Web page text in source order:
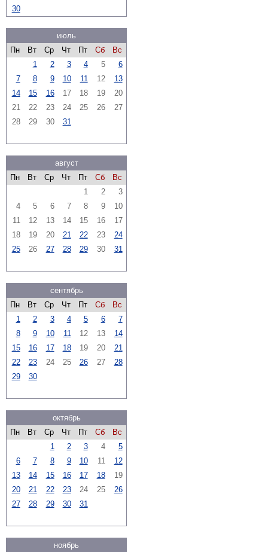
30
июль
Пн
Вт Ср Чт Пт Сб
Вс
1
2 3 4 5
6
7
8 9 10 11 12
13
14
15 16 17 18 19
20
21
22 23 24 25 26
27
28
29 30 31
август
Пн
Вт Ср Чт Пт Сб
Вс
1
2
3
4
5 6 7 8 9
10
11
12 13 14 15 16
17
18
19 20 21 22 23
24
25
26 27 28 29 30 31
сентябрь
Пн
Вт Ср Чт Пт Сб
Вс
1
2 3 4 5 6
7
8
9 10 11 12 13
14
15
16 17 18 19 20
21
22
23 24 25 26 27
28
29
30
октябрь
Пн
Вт Ср Чт Пт Сб
Вс
1
2 3 4
5
6
7 8 9 10 11
12
13
14 15 16 17 18
19
20
21 22 23 24 25
26
27
28 29 30 31
ноябрь